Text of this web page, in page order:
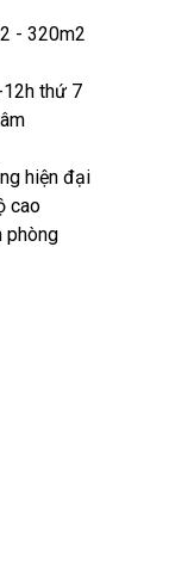
- 320m2
thứ 7
hiện đại
cao
phòng